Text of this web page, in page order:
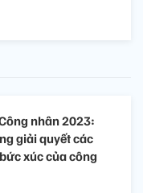
nhân 2023:
giải quyết các
xúc của công